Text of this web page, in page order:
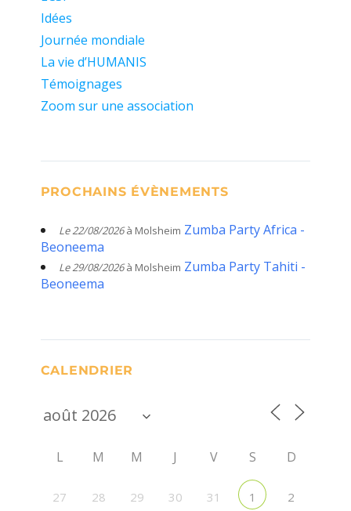
Idées
Journée mondiale
La vie d’HUMANIS
Témoignages
Zoom sur une association
PROCHAINS ÉVÈNEMENTS
Le 22/08/2026à Molsheim Zumba Party Africa -
Beoneema
Le 29/08/2026à Molsheim Zumba Party Tahiti -
Beoneema
CALENDRIER
L M M J V S D
27 28 29 30 31 1 2